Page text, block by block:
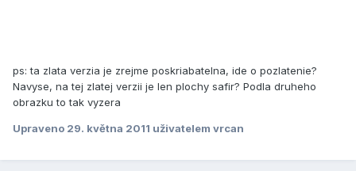
ps: ta zlata verzia je zrejme poskriabatelna, ide o pozlatenie?
Navyse, na tej zlatej verzii je len plochy safir? Podla druheho
obrazku to tak vyzera
Upraveno 29. května 2011 uživatelem vrcan